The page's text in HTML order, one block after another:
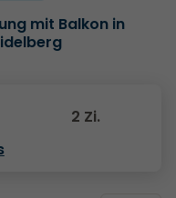
mit Balkon in
2 Zi.